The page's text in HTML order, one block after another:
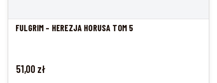
FULGRIM – HEREZJA HORUSA TOM 5
Cena
51,00 zł